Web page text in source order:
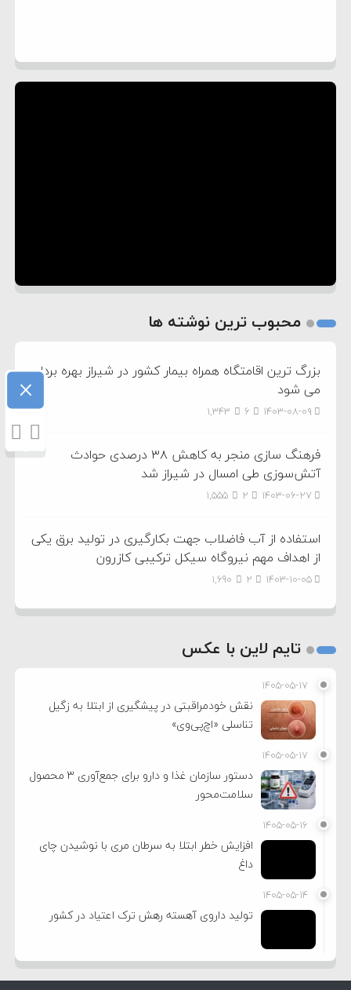
محبوب ترین نوشته ها
بزرگ ترین اقامتگاه همراه بیمار کشور در شیراز بهره برداری
می شود
۱۴۰۳-۰۸-۰۹ 1,343
فرهنگ سازی منجر به کاهش ۳۸ درصدی حوادث
آتش‌سوزی طی امسال در شیراز شد
۱۴۰۳-۰۶-۲۷ 1,555
استفاده از آب فاضلاب جهت بکارگیری در تولید برق یکی
از اهداف مهم نیروگاه سیکل ترکیبی کازرون
۱۴۰۳-۱۰-۰۵ 1,690
تایم لاین با عکس
۱۴۰۵-۰۵-۱۷
نقش خودمراقبتی در پیشگیری از ابتلا به زگیل
تناسلی «اچ‌پی‌وی»
۱۴۰۵-۰۵-۱۷
دستور سازمان غذا و دارو برای جمع‌آوری ۳ محصول
سلامت‌محور
۱۴۰۵-۰۵-۱۶
افزایش خطر ابتلا به سرطان مری با نوشیدن چای
داغ
۱۴۰۵-۰۵-۱۴
تولید داروی آهسته رهش ترک اعتیاد در کشور
×